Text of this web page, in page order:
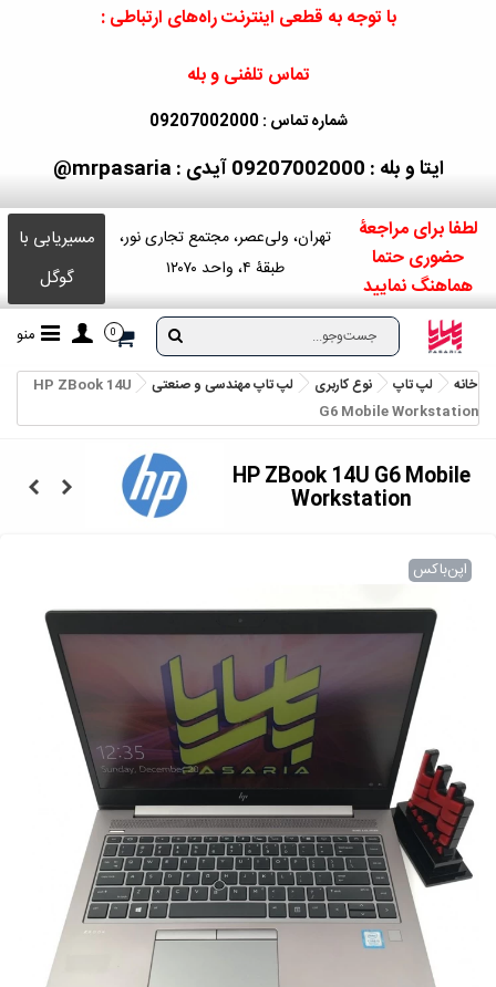
با توجه به قطعی اینترنت راه‌های ارتباطی :
تماس تلفنی و بله
شماره تماس : 09207002000
ایتا و بله : 09207002000 آیدی : mrpasaria@
لطفا برای مراجعۀ
حضوری حتما
هماهنگ نمایید
تهران، ولی‌عصر، مجتمع تجاری نور،
طبقۀ ۴، واحد ۱۲۰۷۰
مسیریابی با
گوگل
0 منو
خانه لپ تاپ نوع کاربری لپ تاپ مهندسی و صنعتی
HP ZBook 14U
G6 Mobile Workstation
HP ZBook 14U G6 Mobile
Workstation
اپن‌باکس